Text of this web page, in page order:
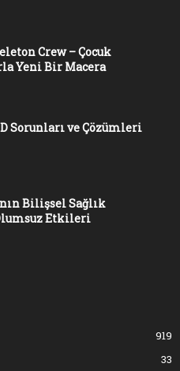
Crew – Çocuk
Yeni Bir Macera
Sorunları ve Çözümleri
Bilişsel Sağlık
Etkileri
919
33